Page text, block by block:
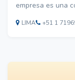
empresa es una
privilegiado por la fauna y flora, testigo de una
LIMA +51 1